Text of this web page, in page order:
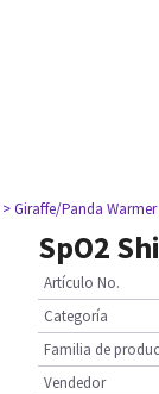
> Giraffe/Panda Warmer
SpO2
Artículo No.
Categoría
Familia de
Vendedor